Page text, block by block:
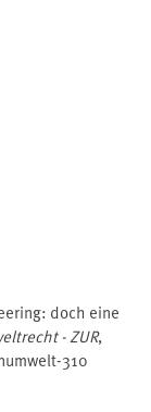
doch eine
- ZUR,
310